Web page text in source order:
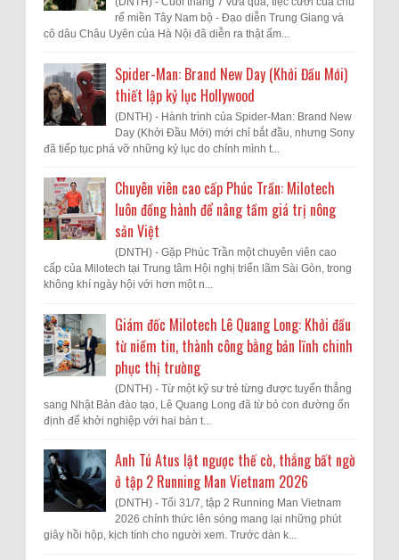
rể miền Tây Nam bộ - Đạo diễn Trung Giang và
cô dâu Châu Uyên của Hà Nội đã diễn ra thật ấm...
Spider-Man: Brand New Day (Khởi Đầu Mới)
thiết lập kỷ lục Hollywood
(DNTH) - Hành trình của Spider-Man: Brand New
Day (Khởi Đầu Mới) mới chỉ bắt đầu, nhưng Sony
đã tiếp tục phá vỡ những kỷ lục do chính mình t...
Chuyên viên cao cấp Phúc Trần: Milotech
luôn đồng hành để nâng tầm giá trị nông
sản Việt
(DNTH) - Gặp Phúc Trần một chuyên viên cao
cấp của Milotech tại Trung tâm Hội nghị triển lãm Sài Gòn, trong
không khí ngày hội với hơn một n...
Giám đốc Milotech Lê Quang Long: Khởi đầu
từ niềm tin, thành công bằng bản lĩnh chinh
phục thị trường
(DNTH) - Từ một kỹ sư trẻ từng được tuyển thẳng
sang Nhật Bản đào tạo, Lê Quang Long đã từ bỏ con đường ổn
định để khởi nghiệp với hai bàn t...
Anh Tú Atus lật ngược thế cờ, thắng bất ngờ
ở tập 2 Running Man Vietnam 2026
(DNTH) - Tối 31/7, tập 2 Running Man Vietnam
2026 chính thức lên sóng mang lại những phút
giây hồi hộp, kịch tính cho người xem. Trước dàn k...